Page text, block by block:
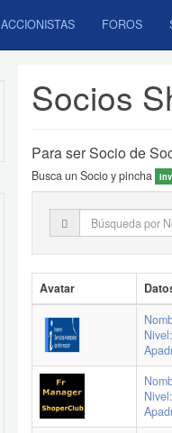
ACCIONISTAS FOROS
Socios
Para ser Socio de
Busca un Socio y pincha
Avatar